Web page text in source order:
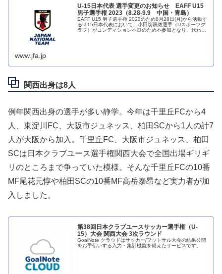
U-15日本代表 選手変更のお知らせ EAFF U15
男子選手権 2023（8.28-9.9 中国・青島）
EAFF U15 男子選手権 2023のため8月28日(月)から活動す
るU-15日本代表において、小田切颯佑選手（Uスポーツク
ラブ）がコンディション不良のため不参加となり、代わっ
www.jfa.jp
関西出身は8人
例年関西出身の選手が多い静学。今年は千里丘FCから4
人、東淀川FC、大阪市ジュネッス、柏田SCから1人の計7
人が大阪から加入。千里丘FC、大阪市ジュネッス、柏田
SCは日本クラブユース選手権関西大会で全国出場ギリギ
リのところまで争っていた模様。そんな千里丘FCの10番
MF尾花元惇や柏田SCの10番MF高岳泰昂など実力者が加
入しました。
第38回日本クラブユースサッカー選手権（U-
15）大会 関西大会 3次ラウンド
GoalNote クラウドはサッカー/フットサル大会の結果公開
をお手伝いする入力・集計機能を備えたサービスです。